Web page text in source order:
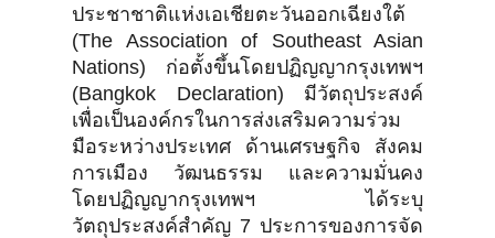
ประชาชาติแห่งเอเชียตะวันออกเฉียงใต้
(The Association of Southeast Asian
Nations) ก่อตั้งขึ้นโดยปฏิญญากรุงเทพฯ
(Bangkok Declaration) มีวัตถุประสงค์
เพื่อเป็นองค์กรในการส่งเสริมความร่วม
มือระหว่างประเทศ ด้านเศรษฐกิจ สังคม
การเมือง วัฒนธรรม และความมั่นคง
โดยปฏิญญากรุงเทพฯ ได้ระบุ
วัตถุประสงค์สำคัญ 7 ประการของการจัด